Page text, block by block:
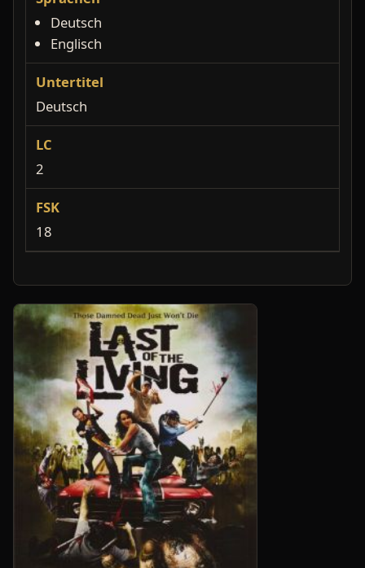
Deutsch
Englisch
Untertitel
Deutsch
LC
2
FSK
18